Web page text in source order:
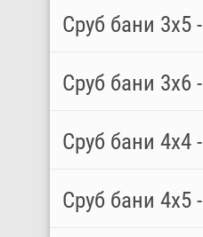
Сруб бани 3х5 -
Сруб бани 3х6 -
Сруб бани 4х4 -
Сруб бани 4х5 -